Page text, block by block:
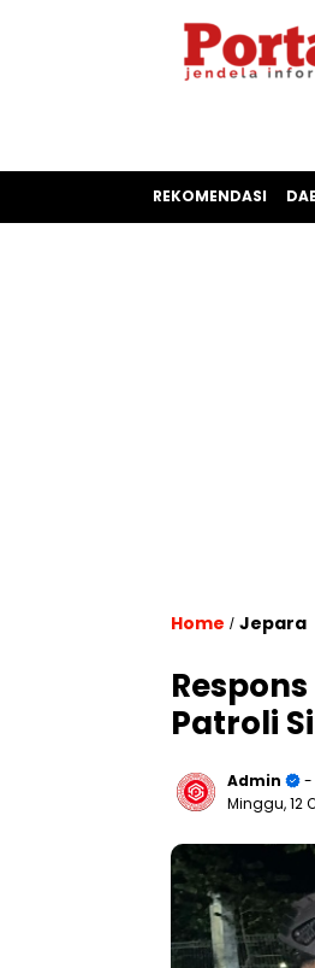
REKOMENDASI
Home / Jepara
Patroli
Admin
-
Minggu, 12